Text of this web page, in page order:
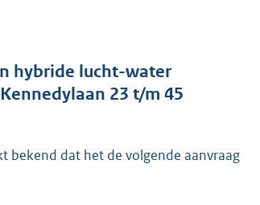
hybride lucht-water
23 t/m 45
bekend dat het de volgende aanvraag